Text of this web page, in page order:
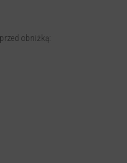
obniżką: